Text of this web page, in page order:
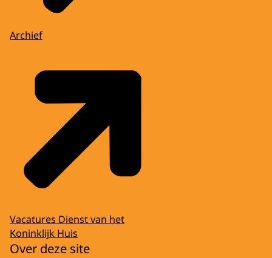
Archief
Vacatures Dienst van het
Koninklijk Huis
Over deze site